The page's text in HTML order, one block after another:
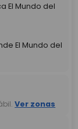
El Mundo del
El Mundo del
Ver zonas